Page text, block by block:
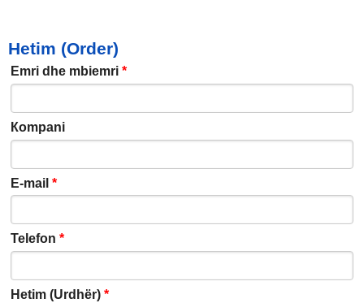
Hetim (Order)
Emri dhe mbiemri*
Кompani
E-mail*
Telefon*
Hetim (Urdhër)*